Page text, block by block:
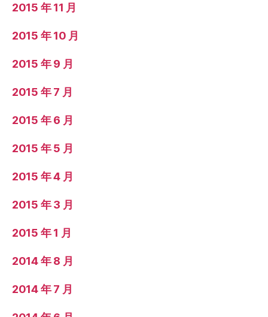
2015 年 11 月
2015 年 10 月
2015 年 9 月
2015 年 7 月
2015 年 6 月
2015 年 5 月
2015 年 4 月
2015 年 3 月
2015 年 1 月
2014 年 8 月
2014 年 7 月